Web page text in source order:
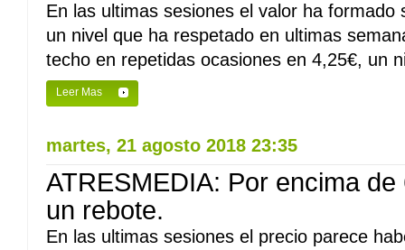
En las ultimas sesiones el valor ha
un nivel que ha respetado en ultimas
techo en repetidas ocasiones en 4,25€, un
Leer Mas
martes, 21 agosto 2018 23:35
ATRESMEDIA: Por encima
un rebote.
En las ultimas sesiones el precio parece